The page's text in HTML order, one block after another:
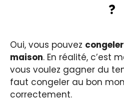
?
Oui, vous pouvez
maison. En réalité, c’est
vous voulez gagner du
faut congeler au bon
correctement.